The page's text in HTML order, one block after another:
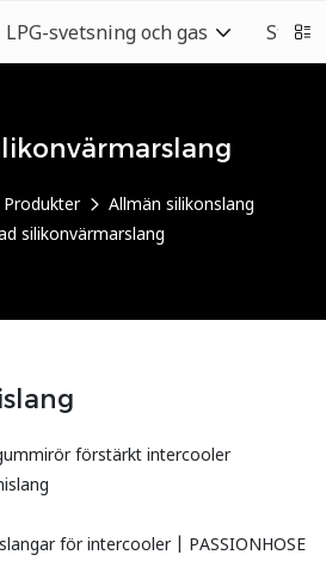
LPG-svetsning och gas
Produkter
Allmän silikonslang
silikonvärmarslang
förstärkt intercooler
för intercooler | PASSIONHOSE